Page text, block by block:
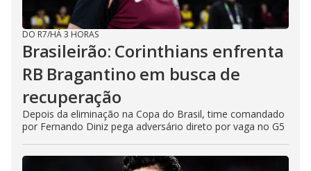
DO R7/HÁ 3 HORAS
Brasileirão: Corinthians enfrenta
RB Bragantino em busca de
recuperação
Depois da eliminação na Copa do Brasil, time comandado
por Fernando Diniz pega adversário direto por vaga no G5